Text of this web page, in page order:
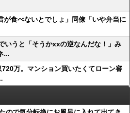
が食べないとでしょ」同僚「いや弁当に
いうと「そうかxxの逆なんだな！」み
...
万。マンション買いたくてローン審